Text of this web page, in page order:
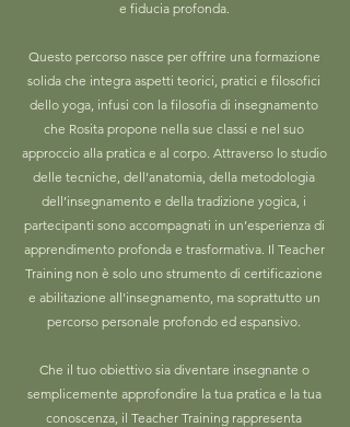
e fiducia profonda.
Questo percorso nasce per offrire una formazione
solida che integra aspetti teorici, pratici e filosofici
dello yoga, infusi con la filosofia di insegnamento
che Rosita propone nella sue classi e nel suo
approccio alla pratica e al corpo. Attraverso lo studio
delle tecniche, dell’anatomia, della metodologia
dell’insegnamento e della tradizione yogica, i
partecipanti sono accompagnati in un’esperienza di
apprendimento profonda e trasformativa. Il Teacher
Training non è solo uno strumento di certificazione
e abilitazione all'insegnamento, ma soprattutto un
percorso personale profondo ed espansivo.
Che il tuo obiettivo sia diventare insegnante o
semplicemente approfondire la tua pratica e la tua
conoscenza, il Teacher Training rappresenta